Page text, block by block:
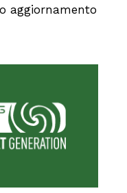
aggiornamento
alle le